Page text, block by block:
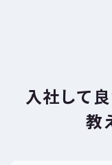
入社して
教